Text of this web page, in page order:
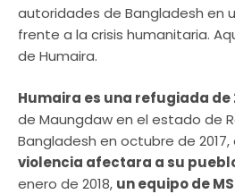
autoridades de Bangladesh en
frente a la crisis humanitaria.
de Humaira.
Humaira es una refugiada de
de Maungdaw en el estado de
Bangladesh en octubre de
violencia afectara a su
enero de 2018, un equipo de